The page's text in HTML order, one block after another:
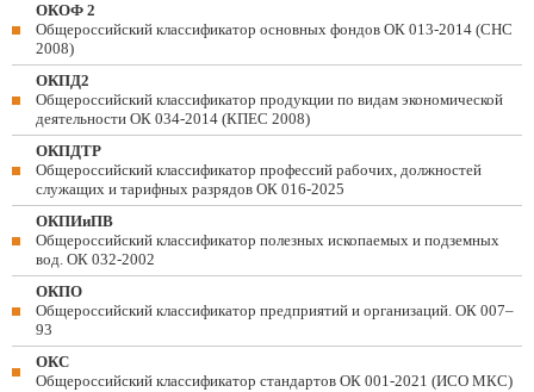
ОКОФ 2
Общероссийский классификатор основных фондов ОК 013-2014 (СНС
2008)
ОКПД2
Общероссийский классификатор продукции по видам экономической
деятельности ОК 034-2014 (КПЕС 2008)
ОКПДТР
Общероссийский классификатор профессий рабочих, должностей
служащих и тарифных разрядов ОК 016-2025
ОКПИиПВ
Общероссийский классификатор полезных ископаемых и подземных
вод. ОК 032-2002
ОКПО
Общероссийский классификатор предприятий и организаций. ОК 007–
93
ОКС
Общероссийский классификатор стандартов ОК 001-2021 (ИСО МКС)